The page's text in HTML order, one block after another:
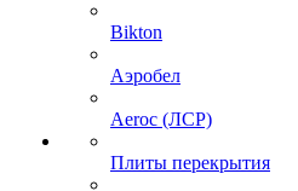
Bikton
Аэробел
Aeroc (ЛСР)
Плиты перекрытия